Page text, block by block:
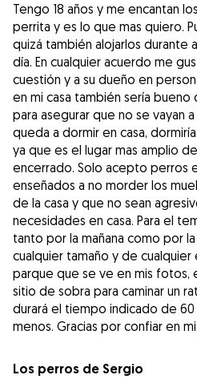
Tengo 18 años y me encantan
perrita y es lo que mas quiero.
quizá también alojarlos durante
día. En cualquier acuerdo me
cuestión y a su dueño en
en mi casa también sería
para asegurar que no se vayan
queda a dormir en casa,
ya que es el lugar mas amplio
encerrado. Solo acepto perros
enseñados a no morder los
de la casa y que no sean
necesidades en casa. Para el
tanto por la mañana como por
cualquier tamaño y de cualquier
parque que se ve en mis fotos,
sitio de sobra para caminar un
durará el tiempo indicado de 60
menos. Gracias por confiar en
Los perros de Sergio